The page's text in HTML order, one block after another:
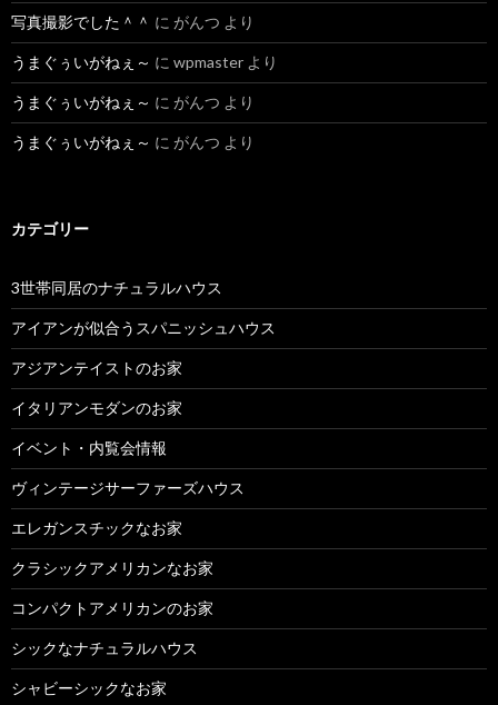
写真撮影でした＾＾ に がんつ より
うまぐぅいがねぇ～ に wpmaster より
うまぐぅいがねぇ～ に がんつ より
うまぐぅいがねぇ～ に がんつ より
カテゴリー
3世帯同居のナチュラルハウス
アイアンが似合うスパニッシュハウス
アジアンテイストのお家
イタリアンモダンのお家
イベント・内覧会情報
ヴィンテージサーファーズハウス
エレガンスチックなお家
クラシックアメリカンなお家
コンパクトアメリカンのお家
シックなナチュラルハウス
シャビーシックなお家